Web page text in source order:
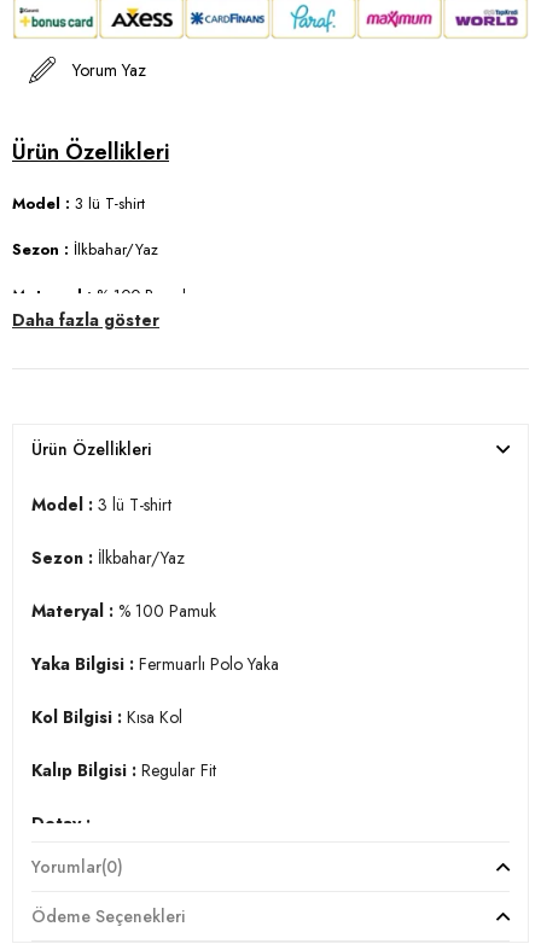
Yorum Yaz
Model : 3 lü T-shirt
Sezon : İlkbahar/Yaz
Materyal : % 100 Pamuk
-Büyük bedenleri mevcuttur
Manken Ölçüsü :
Boy 1.88 cm / Göğüs 99 cm / Bel 77 cm / Kalça 97
cm / Beden L
Üretim Yeri : Türkiye
Daha fazla göster
Ürün Özellikleri
Model : 3 lü T-shirt
Sezon : İlkbahar/Yaz
Materyal : % 100 Pamuk
Yaka Bilgisi : Fermuarlı Polo Yaka
Kol Bilgisi : Kısa Kol
Kalıp Bilgisi : Regular Fit
Detay :
Manken Ölçüsü :
Kalça 97 cm / Beden L
Yorumlar(0)
Ödeme Seçenekleri